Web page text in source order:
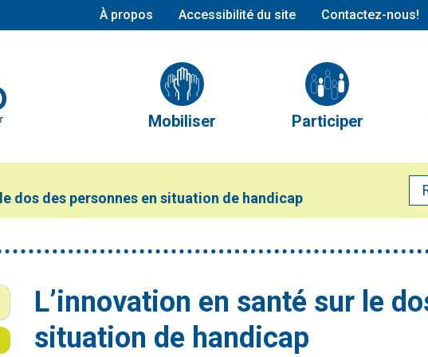
À propos
Partenaires et alliés
Accessibilité du site Contactez-nous!
Mobiliser Participer
Calendrier des
Devenir membre
dos des personnes en situation de handicap
L’innovation en santé sur le
situation de handicap